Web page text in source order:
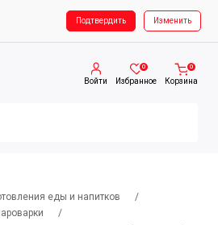
Подтвердить Изменить
Войти
0
Избранное
0
Корзина
еды и напитков
/
/